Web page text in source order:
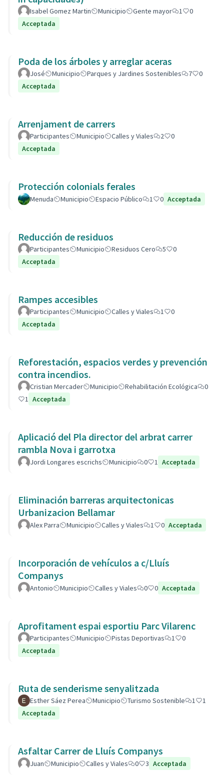
Isabel Gomez Martin Municipio Gente mayor 1
0
Acceptada
Poda de los árboles y arreglar aceras
José Municipio Parques y Jardines Sostenibles 7
0
Acceptada
Arrenjament de carrers
Participantes Municipio Calles y Viales 2
0
Acceptada
Protección colonials ferales
Menuda Municipio Espacio Público 1 0 Acceptada
Reducción de residuos
Participantes Municipio Residuos Cero 5
0
Acceptada
Rampes accesibles
Participantes Municipio Calles y Viales 1
0
Acceptada
Reforestación, espacios verdes y prevención
contra incendios.
Cristian Mercader Municipio Rehabilitación Ecológica
0
1 Acceptada
Aplicació del Pla director del arbrat carrer
rambla Nova i garrotxa
Jordi Longares escrichs Municipio 0 1 Acceptada
Eliminación barreras arquitectonicas
Urbanizacion Bellamar
Alex Parra Municipio Calles y Viales 1 0 Acceptada
Incorporación de vehículos a c/Lluís
Companys
Antonio Municipio Calles y Viales 0 0 Acceptada
Aprofitament espai esportiu Parc Vilarenc
Participantes Municipio Pistas Deportivas 1
0
Acceptada
Ruta de senderisme senyalitzada
Esther Sáez Perea Municipio Turismo Sostenible 1
1
Acceptada
Asfaltar Carrer de Lluís Companys
Juan Municipio Calles y Viales 0 3 Acceptada